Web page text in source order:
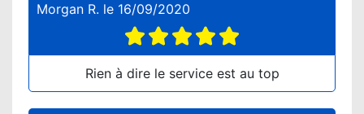
Morgan R. le 16/09/2020
Rien à dire le service est au top